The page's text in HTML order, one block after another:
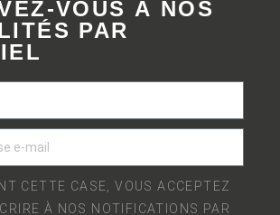
VOUS À NOS
PAR
CETTE CASE, VOUS ACCEPTEZ
À NOS NOTIFICATIONS PAR